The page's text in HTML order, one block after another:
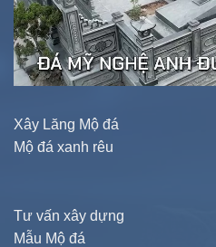
Xây Lăng Mộ đá
Mộ đá xanh rêu
Tư vấn xây dựng
Mẫu Mộ đá